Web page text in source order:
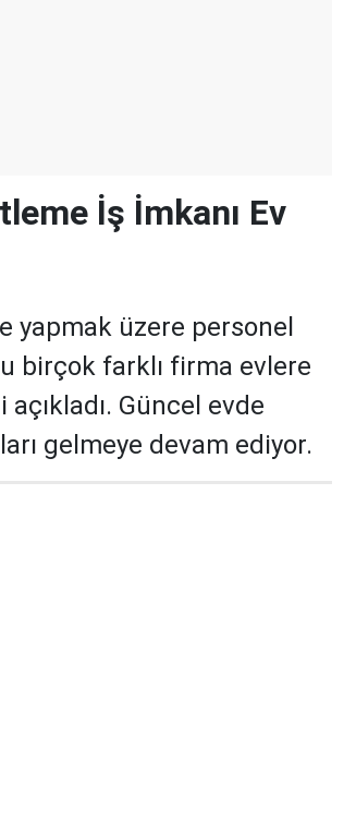
İş İmkanı Ev
yapmak üzere personel
birçok farklı firma evlere
Güncel evde
gelmeye devam ediyor.